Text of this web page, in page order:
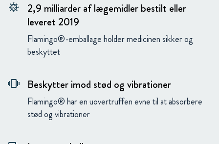
coronavirus
2,9 milliarder af lægemidler bestilt eller
leveret 2019
Flamingo®-emballage holder medicinen sikker og
beskyttet
vibration Beskytter imod stød og vibrationer
Flamingo® har en uovertruffen evne til at absorbere
stød og vibrationer